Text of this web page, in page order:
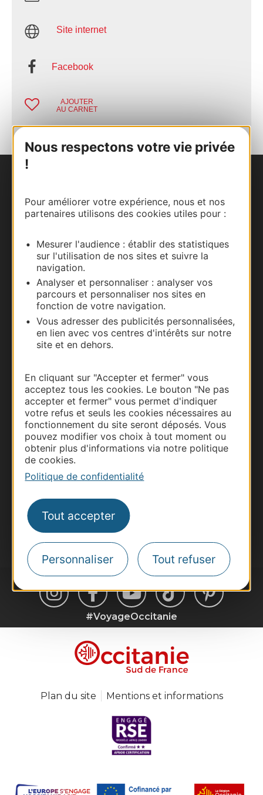
Nous respectons votre vie privée
!
Pour améliorer votre expérience, nous et nos
partenaires utilisons des cookies utiles pour :
Mesurer l'audience : établir des statistiques
sur l'utilisation de nos sites et suivre la
navigation.
Analyser et personnaliser : analyser vos
parcours et personnaliser nos sites en
fonction de votre navigation.
Vous adresser des publicités personnalisées,
en lien avec vos centres d'intérêts sur notre
site et en dehors.
En cliquant sur "Accepter et fermer" vous
acceptez tous les cookies. Le bouton "Ne pas
accepter et fermer" vous permet d'indiquer
votre refus et seuls les cookies nécessaires au
fonctionnement du site seront déposés. Vous
pouvez modifier vos choix à tout moment ou
obtenir plus d'informations via notre politique
de cookies.
Politique de confidentialité
Tout accepter
Personnaliser Tout refuser
Site internet
Facebook
AJOUTER
AU CARNET
Carte interactive
Documentation
Thermalisme
Business/Mice
Pros d'Occitanie
Site presse et d'influence
Voyagistes
Destination Occitanie pour recevoir des
suggestions de séjours, de visites et de sorties.
Je m'abonne
#VoyageOccitanie
Plan du site Mentions et informations